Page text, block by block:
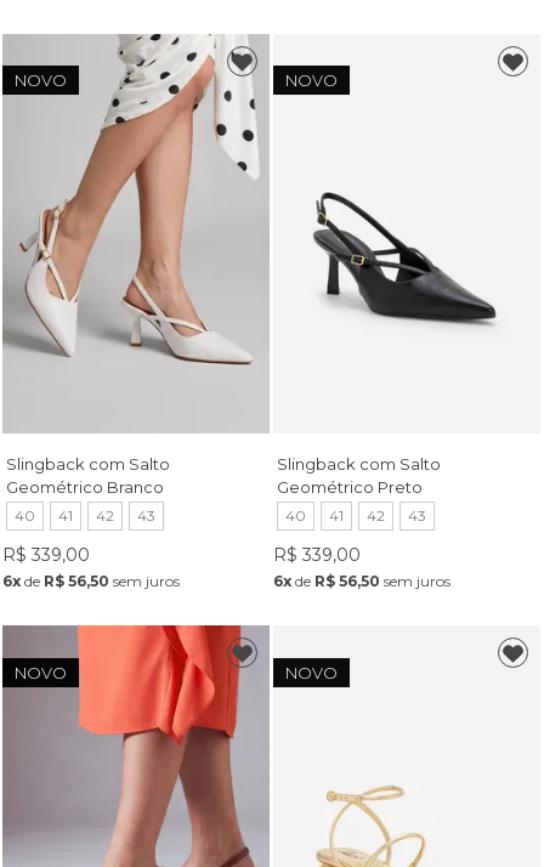
NOVO
Slingback com Salto
Geométrico Branco
40 41 42 43
R$ 339,00
6xde R$ 56,50 sem juros
NOVO
Slingback com Salto
Geométrico Preto
40 41 42 43
R$ 339,00
6x de R$ 56,50 sem juros
NOVO NOVO